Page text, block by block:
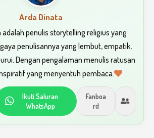
Arda Dinata
adalah penulis storytelling religius yang
penulisannya yang lembut, empatik,
Dengan pengalaman menulis ratusan
yang menyentuh pembaca.
Ikuti Saluran
WhatsApp
Fanboa
rd